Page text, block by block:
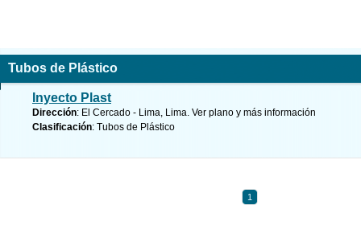
Tubos de Plástico
Inyecto Plast
Dirección: El Cercado - Lima, Lima. Ver plano y más información
Clasificación: Tubos de Plástico
1